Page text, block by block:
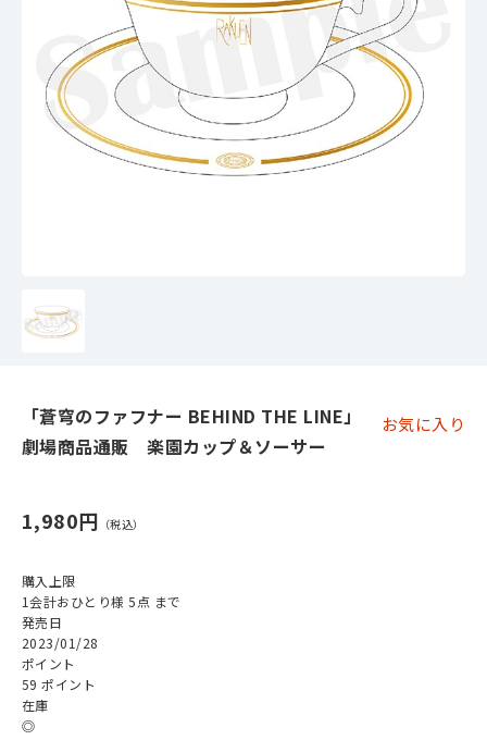
「蒼穹のファフナー BEHIND THE LINE」
劇場商品通販 楽園カップ＆ソーサー
お気に入り
1,980円
購入上限
1会計おひとり様 5点 まで
発売日
2023/01/28
ポイント
59 ポイント
在庫
◎